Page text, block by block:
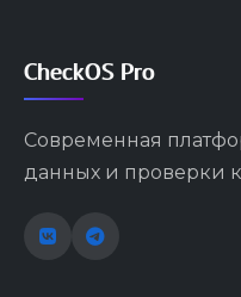
CheckOS Pro
Современная
данных и проверки